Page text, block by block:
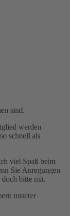
sind.
werden
schnell als
viel Spaß beim
Sie Anregungen
doch bitte mit.
unserer